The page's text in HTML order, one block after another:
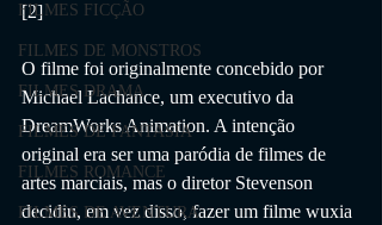
FILMES FICÇÃO
FILMES DE MONSTROS
FILMES DRAMA
FILMES DE FANTASIA
FILMES ROMANCE
FILMES DE AVENTURA
[2]
O filme foi originalmente concebido por
Michael Lachance, um executivo da
DreamWorks Animation. A intenção
original era ser uma paródia de filmes de
artes marciais, mas o diretor Stevenson
decidiu, em vez disso, fazer um filme wuxia